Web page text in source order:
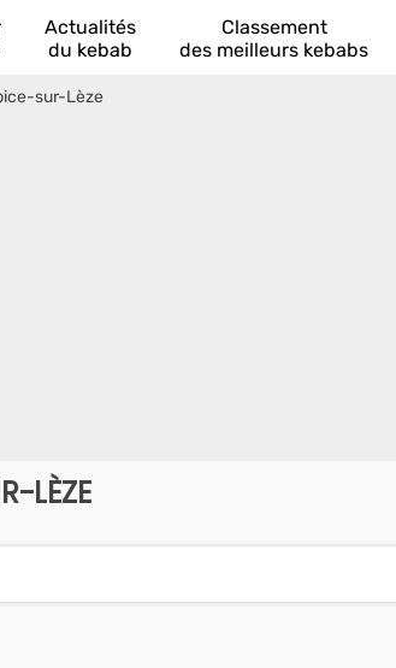
Actualités
du kebab
Classement
des meilleurs kebabs
sur-Lèze
LÈZE